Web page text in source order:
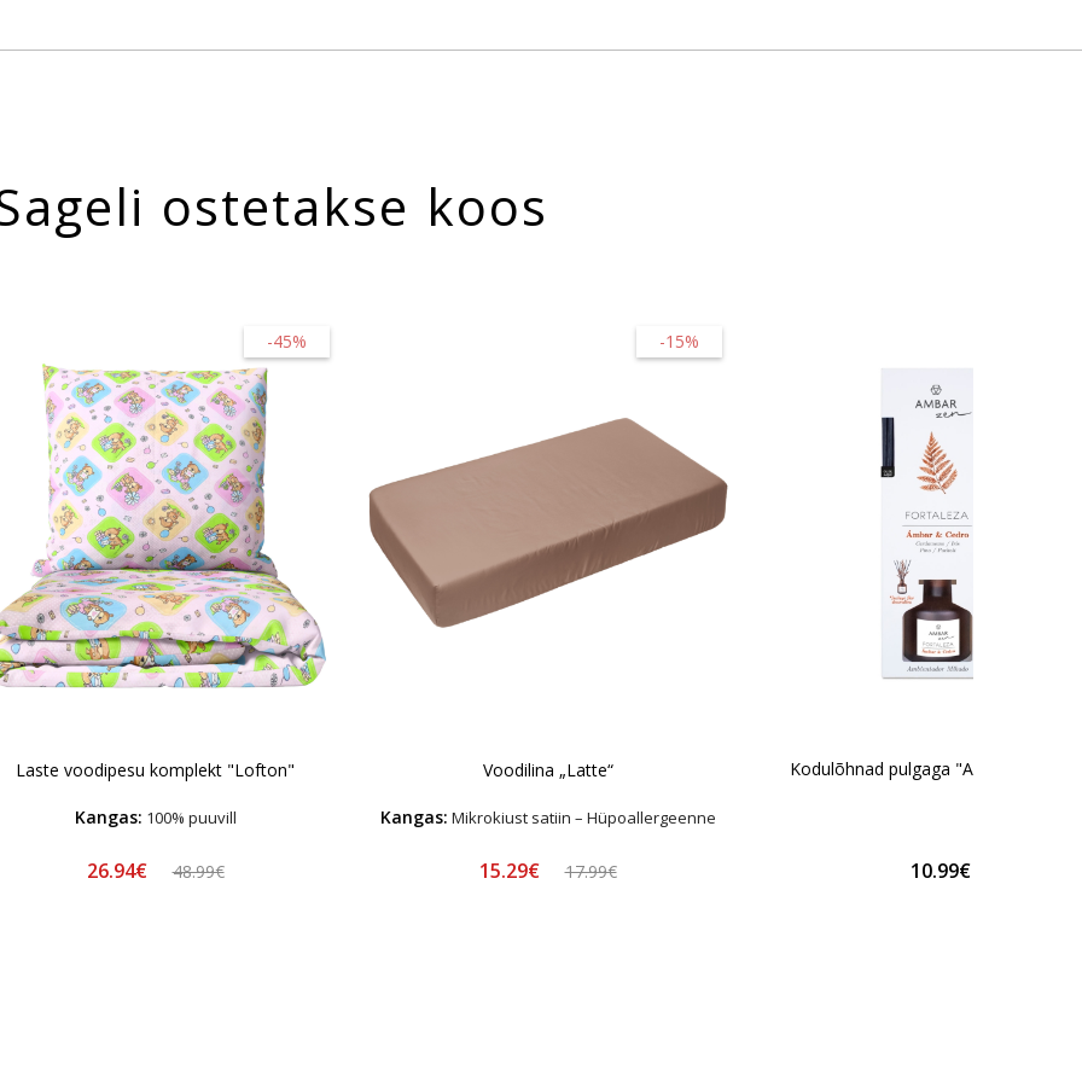
ostetakse koos
-45%
Laste voodipesu komplekt "Lofton"
Kangas: 100% puuvill
26.94€ 48.99€
-15%
Voodilina „Latte“
Kangas: Mikrokiust satiin – Hüpoallergeenne
15.29€ 17.99€
Kodulõhnad pulgaga "Ambar &
10.99€